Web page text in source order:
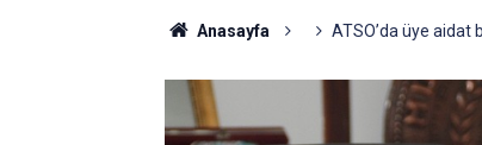
Anasayfa ATSO’da üye aidat